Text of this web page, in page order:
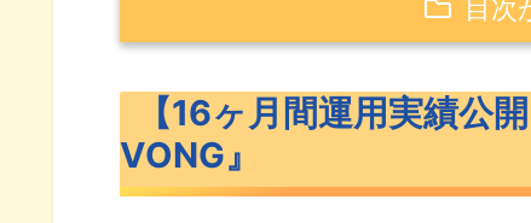
目次
米国ETF『VOO･VIG･VONG』
VOO･VIG･VONGのベンチマー
【16ヶ月間運用実績公
VONG』